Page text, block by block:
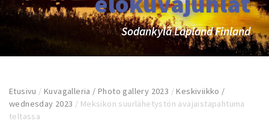
Sodankylä Lapland Finland
Etusivu /Kuvagalleria / Photo gallery 2023 /Keskiviikko /
wednesday 2023 / Meksikon suurlähetystön avajaistapahtuma
teltassa